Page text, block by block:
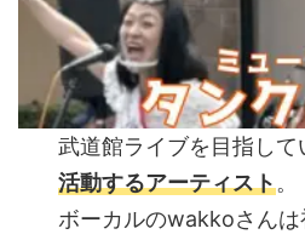
武道館ライブを目指して
活動するアーティスト。
ボーカルのwakkoさん